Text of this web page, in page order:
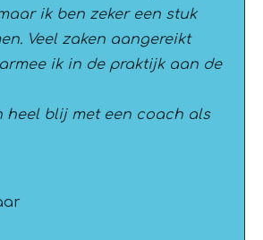
ik ben zeker een stuk
Veel zaken aangereikt
ik in de praktijk aan de
heel blij met een coach als